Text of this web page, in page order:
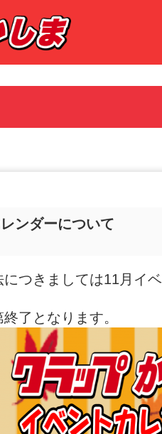
ンダーについて
つきましては11月イ
了となります。